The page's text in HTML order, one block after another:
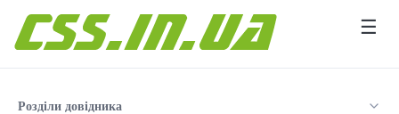
☰
Розділи довідника